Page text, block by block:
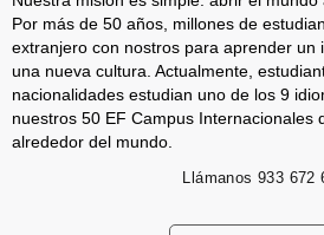
Por más de 50 años, millones de
extranjero con nostros para aprender un
una nueva cultura. Actualmente,
nacionalidades estudian uno de los 9
nuestros 50 EF Campus Internacionales
alrededor del mundo.
Llámanos 933 672